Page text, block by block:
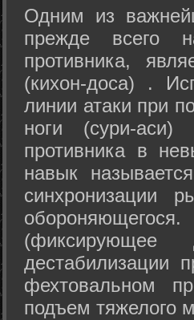
Одним из
прежде всего
противника,
(кихон-доса) .
линии атаки при
ноги (сури-
противника в
навык
синхронизации
(фиксирующее
дестабилизации
фехтовальном
подъем тяжелого